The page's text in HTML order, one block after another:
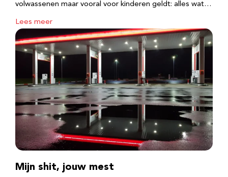
volwassenen maar vooral voor kinderen geldt: alles wat…
Lees meer
Mijn shit, jouw mest